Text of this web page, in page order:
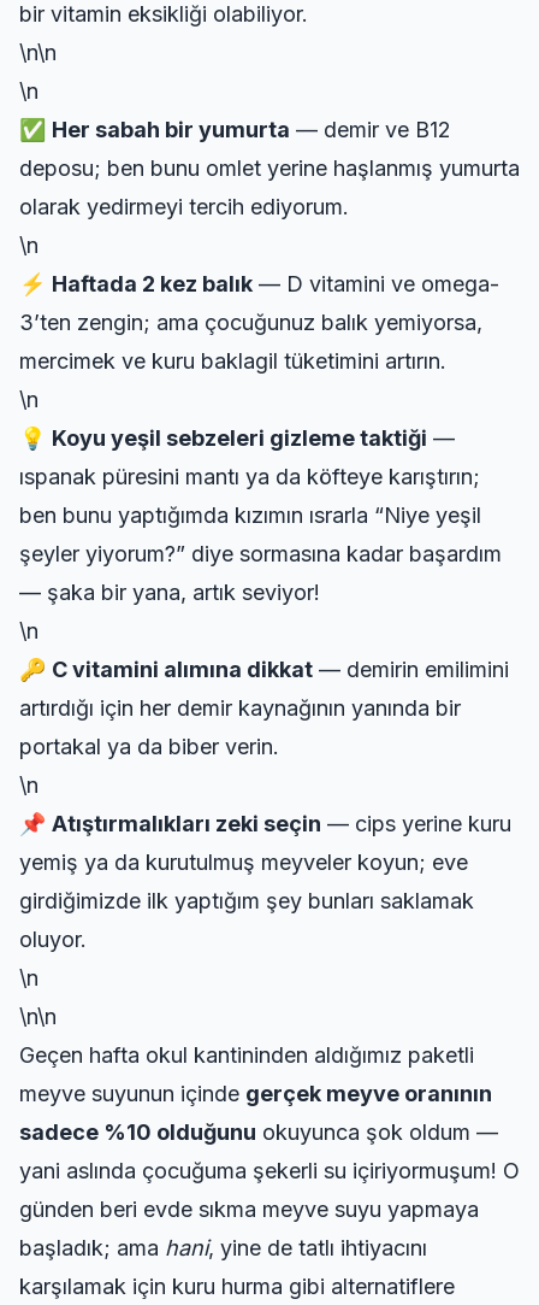
bir vitamin eksikliği olabiliyor.
\n\n
\n
✅ Her sabah bir yumurta — demir ve B12
deposu; ben bunu omlet yerine haşlanmış yumurta
olarak yedirmeyi tercih ediyorum.
\n
⚡ Haftada 2 kez balık — D vitamini ve omega-
3’ten zengin; ama çocuğunuz balık yemiyorsa,
mercimek ve kuru baklagil tüketimini artırın.
\n
💡 Koyu yeşil sebzeleri gizleme taktiği —
ıspanak püresini mantı ya da köfteye karıştırın;
ben bunu yaptığımda kızımın ısrarla “Niye yeşil
şeyler yiyorum?” diye sormasına kadar başardım
— şaka bir yana, artık seviyor!
\n
🔑 C vitamini alımına dikkat — demirin emilimini
artırdığı için her demir kaynağının yanında bir
portakal ya da biber verin.
\n
📌 Atıştırmalıkları zeki seçin — cips yerine kuru
yemiş ya da kurutulmuş meyveler koyun; eve
girdiğimizde ilk yaptığım şey bunları saklamak
oluyor.
\n
\n\n
Geçen hafta okul kantininden aldığımız paketli
meyve suyunun içinde gerçek meyve oranının
sadece %10 olduğunu okuyunca şok oldum —
yani aslında çocuğuma şekerli su içiriyormuşum! O
günden beri evde sıkma meyve suyu yapmaya
başladık; ama hani, yine de tatlı ihtiyacını
karşılamak için kuru hurma gibi alternatiflere